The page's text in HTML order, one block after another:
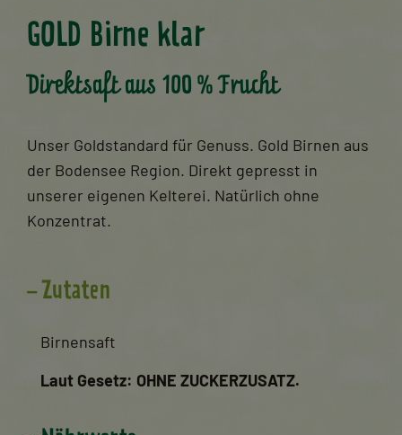
GOLD Birne klar
Direktsaft aus 100 % Frucht
Unser Goldstandard für Genuss. Gold Birnen aus
der Bodensee Region. Direkt gepresst in
unserer eigenen Kelterei. Natürlich ohne
Konzentrat.
Zutaten
Birnensaft
Laut Gesetz: OHNE ZUCKERZUSATZ.